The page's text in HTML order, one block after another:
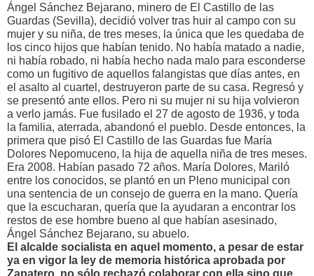
Ángel Sánchez Bejarano, minero de El Castillo de las
Guardas (Sevilla), decidió volver tras huir al campo con su
mujer y su niña, de tres meses, la única que les quedaba de
los cinco hijos que habían tenido. No había matado a nadie,
ni había robado, ni había hecho nada malo para esconderse
como un fugitivo de aquellos falangistas que días antes, en
el asalto al cuartel, destruyeron parte de su casa. Regresó y
se presentó ante ellos. Pero ni su mujer ni su hija volvieron
a verlo jamás. Fue fusilado el 27 de agosto de 1936, y toda
la familia, aterrada, abandonó el pueblo. Desde entonces, la
primera que pisó El Castillo de las Guardas fue María
Dolores Nepomuceno, la hija de aquella niña de tres meses.
Era 2008. Habían pasado 72 años. María Dolores, Mariló
entre los conocidos, se plantó en un Pleno municipal con
una sentencia de un consejo de guerra en la mano. Quería
que la escucharan, quería que la ayudaran a encontrar los
restos de ese hombre bueno al que habían asesinado,
Ángel Sánchez Bejarano, su abuelo.
El alcalde socialista en aquel momento, a pesar de estar
ya en vigor la ley de memoria histórica aprobada por
Zapatero, no sólo rechazó colaborar con ella sino que